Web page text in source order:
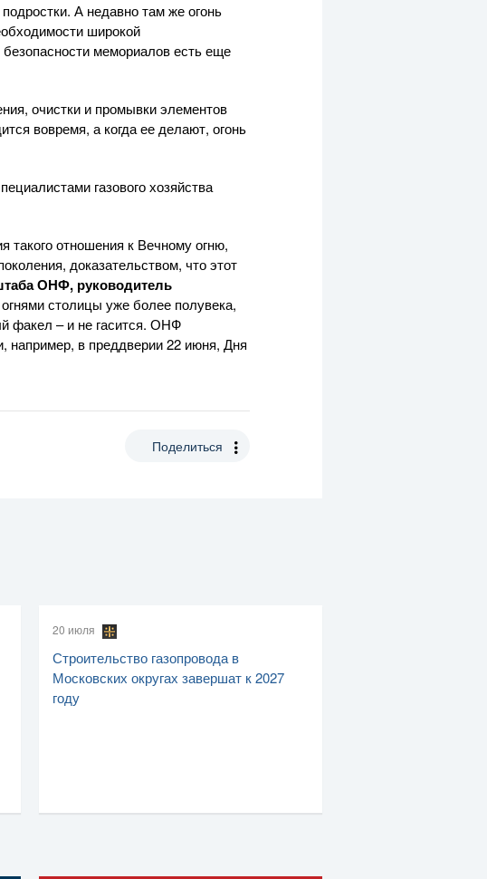
А недавно там же огонь
широкой
мемориалов есть еще
очистки и промывки элементов
вовремя, а когда ее делают, огонь
газового хозяйства
такого отношения к Вечному огню,
доказательством, что этот
ОНФ, руководитель
столицы уже более полувека,
факел – и не гасится. ОНФ
например, в преддверии 22 июня, Дня
Поделиться
20 июля
Строительство газопровода в
Московских округах завершат к 2027
году